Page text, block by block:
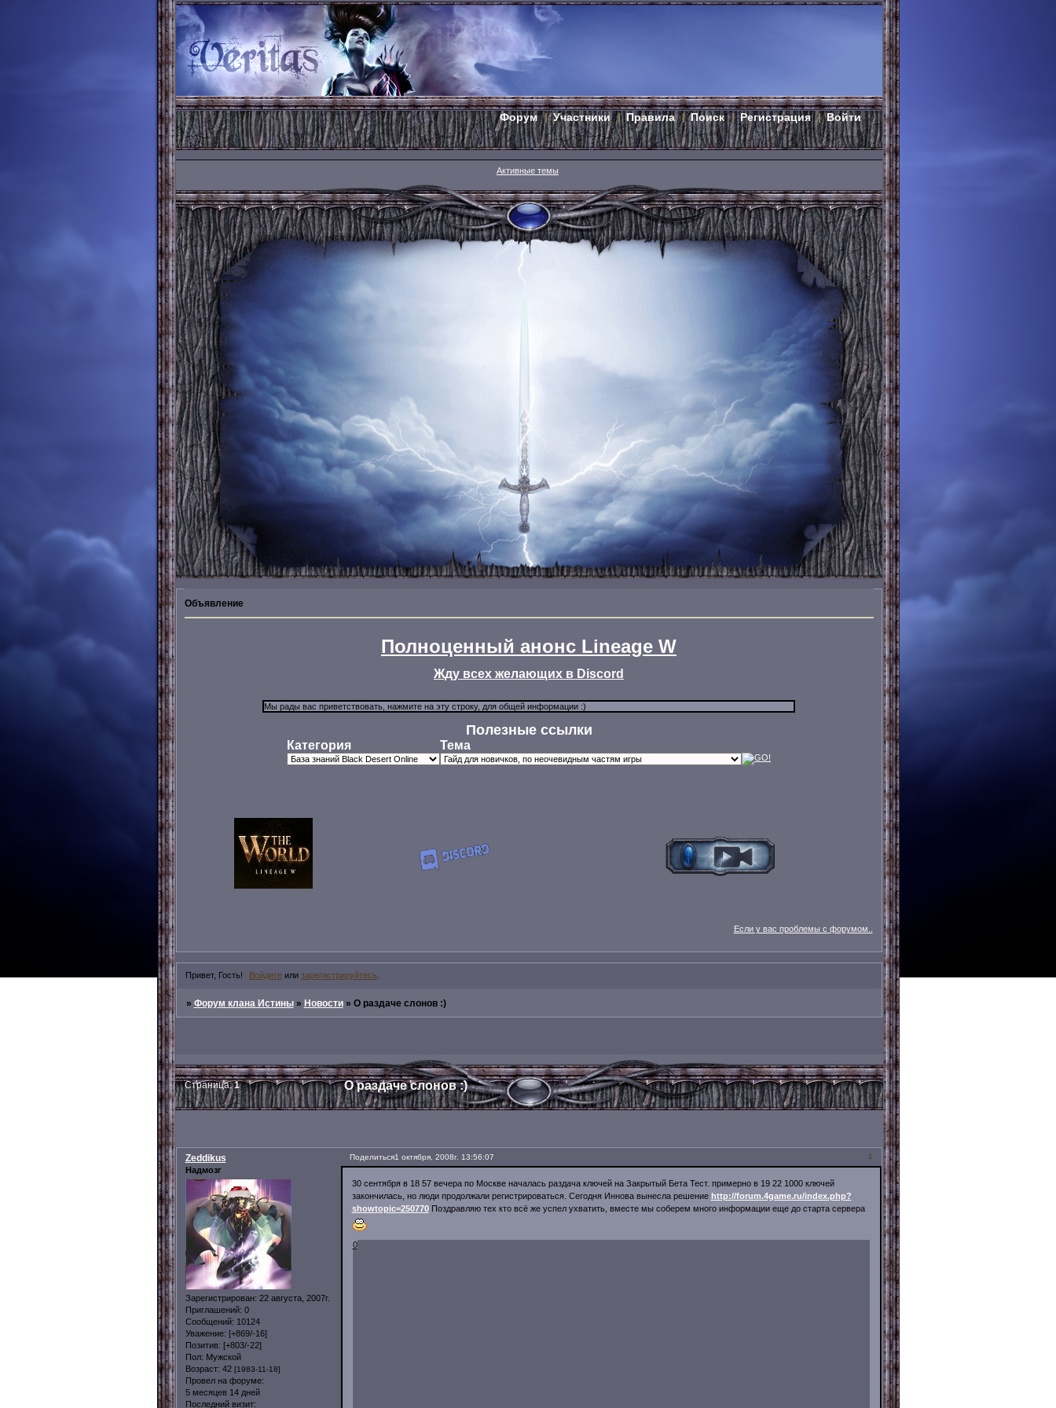
Форум Участники Правила Поиск Регистрация Войти
Активные темы
Объявление
Полноценный анонс Lineage W
Жду всех желающих в Discord
Полезные ссылки
Категория Тема
Если у вас проблемы с форумом..
Привет, Гость! Войдите или зарегистрируйтесь
» Форум клана Истины » Новости » О раздаче слонов :)
О раздаче слонов :)
Страница:1
Поделиться 1
1 октября, 2008г. 13:56:07
Zeddikus
Надмозг
Зарегистрирован: 22 августа, 2007г.
Приглашений: 0
Сообщений: 10124
Уважение: [+869/-16]
Позитив: [+803/-22]
Пол: Мужской
Возраст: 42 [1983-11-18]
Провел на форуме:
5 месяцев 14 дней
Последний визит:
30 сентября в 18 57 вечера по Москве началась раздача ключей на Закрытый Бета Тест. примерно в 19 22 1000 ключей
закончилась, но люди продолжали регистрироваться. Сегодня Иннова вынесла решение http://forum.4game.ru/index.php?
showtopic=250770Поздравляю тех кто всё же успел ухватить, вместе мы соберем много информации еще до старта сервера
0